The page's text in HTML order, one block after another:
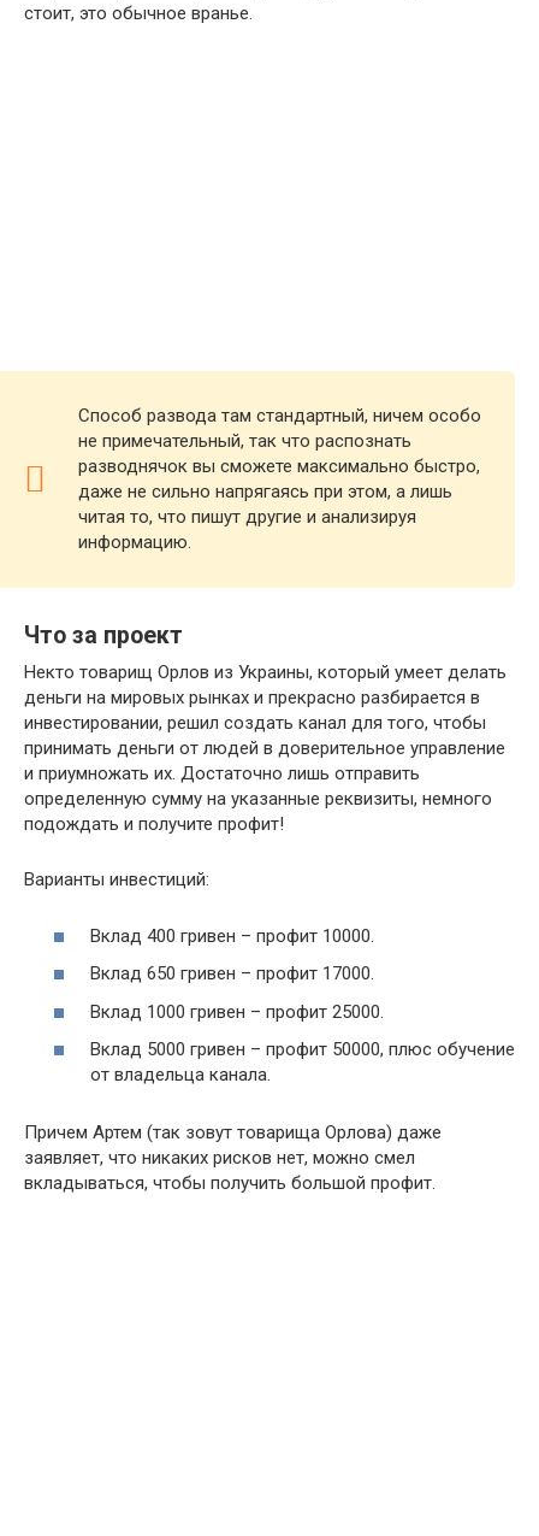
стоит, это обычное вранье.
Способ развода там стандартный, ничем особо
не примечательный, так что распознать
разводнячок вы сможете максимально быстро,
даже не сильно напрягаясь при этом, а лишь
читая то, что пишут другие и анализируя
информацию.
Что за проект
Некто товарищ Орлов из Украины, который умеет делать
деньги на мировых рынках и прекрасно разбирается в
инвестировании, решил создать канал для того, чтобы
принимать деньги от людей в доверительное управление
и приумножать их. Достаточно лишь отправить
определенную сумму на указанные реквизиты, немного
подождать и получите профит!
Варианты инвестиций:
Вклад 400 гривен – профит 10000.
Вклад 650 гривен – профит 17000.
Вклад 1000 гривен – профит 25000.
Вклад 5000 гривен – профит 50000, плюс обучение
от владельца канала.
Причем Артем (так зовут товарища Орлова) даже
заявляет, что никаких рисков нет, можно смел
вкладываться, чтобы получить большой профит.